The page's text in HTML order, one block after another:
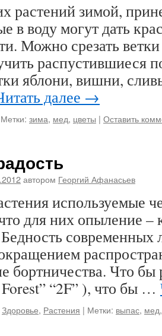
растений зимой,
в воду могут дать
Можно срезать
распустившиеся
яблони, вишни,
далее →
Метки: зима, мед, цветы | Оставить
автором Георгий Афанасьев
используемые
для них опыление
современных
бортничества. Что
“2F” ), что бы …
Здоровье, Растения | Метки: выпас, мед